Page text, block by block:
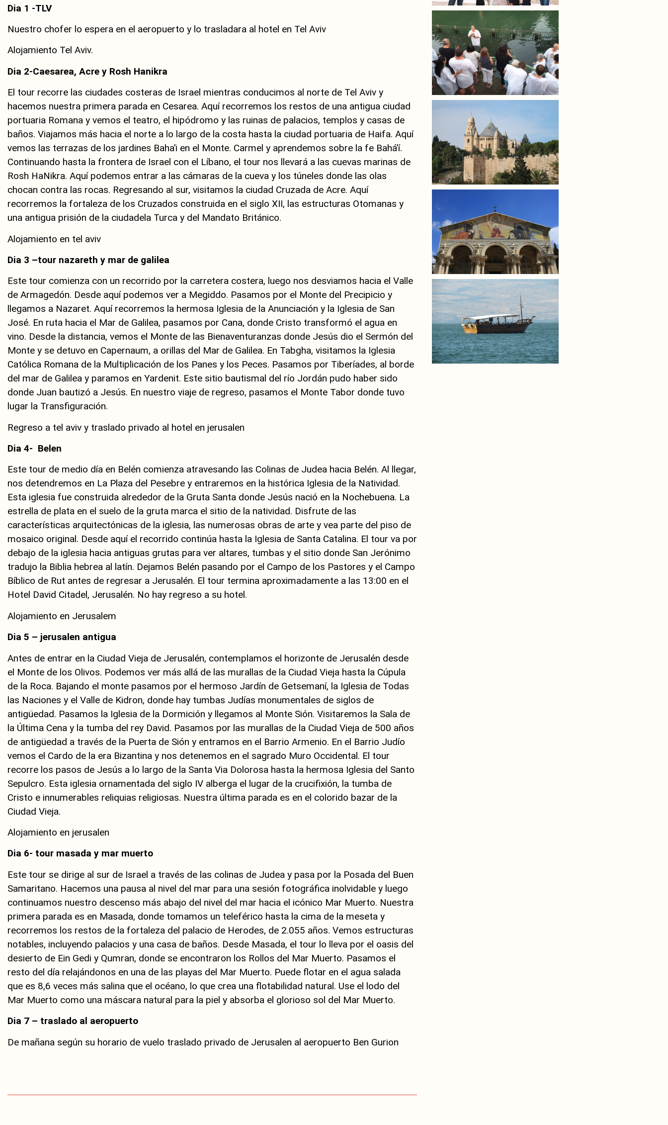
Dia 1 -TLV
Nuestro chofer lo espera en el aeropuerto y lo trasladara al hotel en Tel Aviv
Alojamiento Tel Aviv.
Dia 2-Caesarea, Acre y Rosh Hanikra
El tour recorre las ciudades costeras de Israel mientras conducimos al norte de Tel Aviv y
hacemos nuestra primera parada en Cesarea. Aquí recorremos los restos de una antigua ciudad
portuaria Romana y vemos el teatro, el hipódromo y las ruinas de palacios, templos y casas de
baños. Viajamos más hacia el norte a lo largo de la costa hasta la ciudad portuaria de Haifa. Aquí
vemos las terrazas de los jardines Baha’i en el Monte. Carmel y aprendemos sobre la fe Bahá’í.
Continuando hasta la frontera de Israel con el Líbano, el tour nos llevará a las cuevas marinas de
Rosh HaNikra. Aquí podemos entrar a las cámaras de la cueva y los túneles donde las olas
chocan contra las rocas. Regresando al sur, visitamos la ciudad Cruzada de Acre. Aquí
recorremos la fortaleza de los Cruzados construida en el siglo XII, las estructuras Otomanas y
una antigua prisión de la ciudadela Turca y del Mandato Británico.
Alojamiento en tel aviv
Dia 3 –tour nazareth y mar de galilea
Este tour comienza con un recorrido por la carretera costera, luego nos desviamos hacia el Valle
de Armagedón. Desde aquí podemos ver a Megiddo. Pasamos por el Monte del Precipicio y
llegamos a Nazaret. Aquí recorremos la hermosa Iglesia de la Anunciación y la Iglesia de San
José. En ruta hacia el Mar de Galilea, pasamos por Cana, donde Cristo transformó el agua en
vino. Desde la distancia, vemos el Monte de las Bienaventuranzas donde Jesús dio el Sermón del
Monte y se detuvo en Capernaum, a orillas del Mar de Galilea. En Tabgha, visitamos la Iglesia
Católica Romana de la Multiplicación de los Panes y los Peces. Pasamos por Tiberíades, al borde
del mar de Galilea y paramos en Yardenit. Este sitio bautismal del río Jordán pudo haber sido
donde Juan bautizó a Jesús. En nuestro viaje de regreso, pasamos el Monte Tabor donde tuvo
lugar la Transfiguración.
Regreso a tel aviv y traslado privado al hotel en jerusalen
Dia 4- Belen
Este tour de medio día en Belén comienza atravesando las Colinas de Judea hacia Belén. Al llegar,
nos detendremos en La Plaza del Pesebre y entraremos en la histórica Iglesia de la Natividad.
Esta iglesia fue construida alrededor de la Gruta Santa donde Jesús nació en la Nochebuena. La
estrella de plata en el suelo de la gruta marca el sitio de la natividad. Disfrute de las
características arquitectónicas de la iglesia, las numerosas obras de arte y vea parte del piso de
mosaico original. Desde aquí el recorrido continúa hasta la Iglesia de Santa Catalina. El tour va por
debajo de la iglesia hacia antiguas grutas para ver altares, tumbas y el sitio donde San Jerónimo
tradujo la Biblia hebrea al latín. Dejamos Belén pasando por el Campo de los Pastores y el Campo
Bíblico de Rut antes de regresar a Jerusalén. El tour termina aproximadamente a las 13:00 en el
Hotel David Citadel, Jerusalén. No hay regreso a su hotel.
Alojamiento en Jerusalem
Dia 5 – jerusalen antigua
Antes de entrar en la Ciudad Vieja de Jerusalén, contemplamos el horizonte de Jerusalén desde
el Monte de los Olivos. Podemos ver más allá de las murallas de la Ciudad Vieja hasta la Cúpula
de la Roca. Bajando el monte pasamos por el hermoso Jardín de Getsemaní, la Iglesia de Todas
las Naciones y el Valle de Kidron, donde hay tumbas Judías monumentales de siglos de
antigüedad. Pasamos la Iglesia de la Dormición y llegamos al Monte Sión. Visitaremos la Sala de
la Última Cena y la tumba del rey David. Pasamos por las murallas de la Ciudad Vieja de 500 años
de antigüedad a través de la Puerta de Sión y entramos en el Barrio Armenio. En el Barrio Judío
vemos el Cardo de la era Bizantina y nos detenemos en el sagrado Muro Occidental. El tour
recorre los pasos de Jesús a lo largo de la Santa Via Dolorosa hasta la hermosa Iglesia del Santo
Sepulcro. Esta iglesia ornamentada del siglo IV alberga el lugar de la crucifixión, la tumba de
Cristo e innumerables reliquias religiosas. Nuestra última parada es en el colorido bazar de la
Ciudad Vieja.
Alojamiento en jerusalen
Dia 6- tour masada y mar muerto
Este tour se dirige al sur de Israel a través de las colinas de Judea y pasa por la Posada del Buen
Samaritano. Hacemos una pausa al nivel del mar para una sesión fotográfica inolvidable y luego
continuamos nuestro descenso más abajo del nivel del mar hacia el icónico Mar Muerto. Nuestra
primera parada es en Masada, donde tomamos un teleférico hasta la cima de la meseta y
recorremos los restos de la fortaleza del palacio de Herodes, de 2.055 años. Vemos estructuras
notables, incluyendo palacios y una casa de baños. Desde Masada, el tour lo lleva por el oasis del
desierto de Ein Gedi y Qumran, donde se encontraron los Rollos del Mar Muerto. Pasamos el
resto del día relajándonos en una de las playas del Mar Muerto. Puede flotar en el agua salada
que es 8,6 veces más salina que el océano, lo que crea una flotabilidad natural. Use el lodo del
Mar Muerto como una máscara natural para la piel y absorba el glorioso sol del Mar Muerto.
Dia 7 – traslado al aeropuerto
De mañana según su horario de vuelo traslado privado de Jerusalen al aeropuerto Ben Gurion